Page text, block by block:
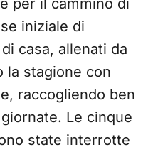
per il cammino di
iniziale di
casa, allenati da
la stagione con
raccogliendo ben
Le cinque
state interrotte